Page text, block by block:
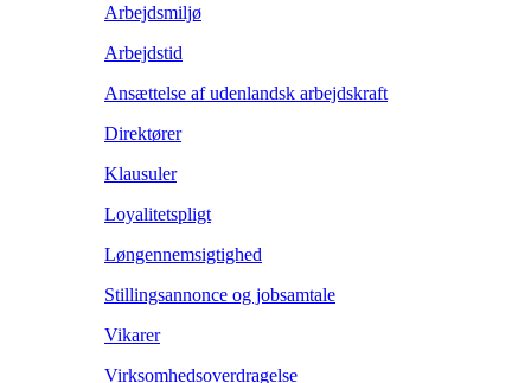
Arbejdsmiljø
Arbejdstid
Ansættelse af udenlandsk arbejdskraft
Direktører
Klausuler
Loyalitetspligt
Løngennemsigtighed
Stillingsannonce og jobsamtale
Vikarer
Virksomhedsoverdragelse